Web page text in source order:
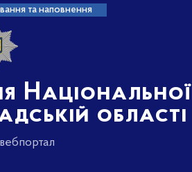
та наповнення
Національної
області